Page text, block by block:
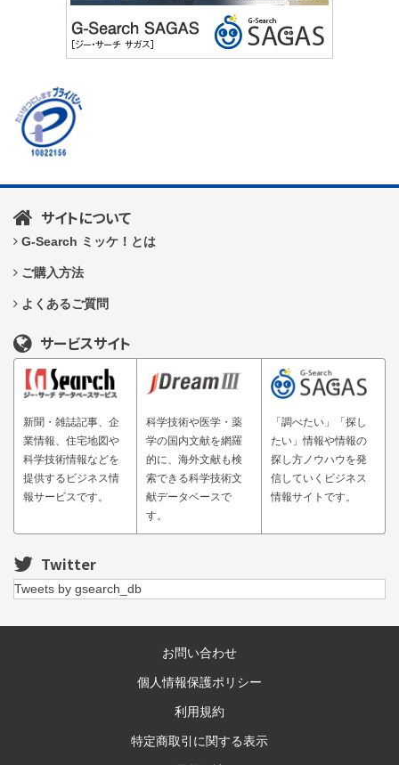
サイトについて
G-Search ミッケ！とは
ご購入方法
よくあるご質問
サービスサイト
新聞・雑誌記事、企
業情報、住宅地図や
科学技術情報などを
提供するビジネス情
報サービスです。
科学技術や医学・薬
学の国内文献を網羅
的に、海外文献も検
索できる科学技術文
献データベースで
す。
「調べたい」「探し
たい」情報や情報の
探し方ノウハウを発
信していくビジネス
情報サイトです。
Twitter
Tweets by gsearch_db
お問い合わせ
個人情報保護ポリシー
利用規約
特定商取引に関する表示